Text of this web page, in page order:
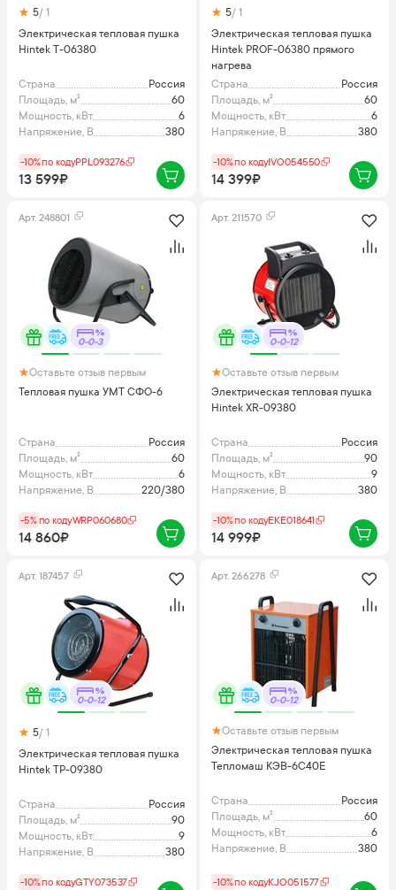
5/ 1
Электрическая тепловая пушка
Hintek Т-06380
Страна
Россия
Площадь, м²
60
Мощность, кВт
6
Напряжение, В
380
-10%по кодуPPL093276
13 599₽
5/ 1
Электрическая тепловая пушка
Hintek PROF-06380 прямого
нагрева
Страна
Россия
Площадь, м²
60
Мощность, кВт
6
Напряжение, В
380
-10%по кодуIVO054550
14 399₽
Арт. 248801
0-0-3
Оставьте отзыв первым
Тепловая пушка УМТ СФО-6
Страна
Россия
Площадь, м²
60
Мощность, кВт
6
Напряжение, В
220/380
-5%по кодуWRP060680
14 860₽
Арт. 211570
0-0-12
Оставьте отзыв первым
Электрическая тепловая пушка
Hintek XR-09380
Страна
Россия
Площадь, м²
90
Мощность, кВт
9
Напряжение, В
380
-10%по кодуEKE018641
14 999₽
Арт. 187457
0-0-12
5/ 1
Электрическая тепловая пушка
Hintek TP-09380
Страна
Россия
Площадь, м²
90
Мощность, кВт
9
Напряжение, В
380
-10%по кодуGTY073537
Арт. 266278
0-0-12
Оставьте отзыв первым
Электрическая тепловая пушка
Тепломаш КЭВ-6C40E
Страна
Россия
Площадь, м²
60
Мощность, кВт
6
Напряжение, В
380
-10%по кодуKJO051577